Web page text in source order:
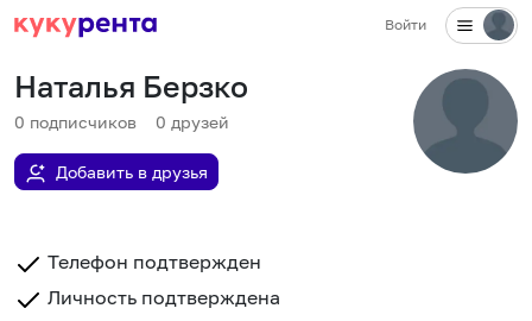
Войти
Наталья Берзко
0 подписчиков 0 друзей
Добавить в друзья
Телефон подтвержден
Личность подтверждена